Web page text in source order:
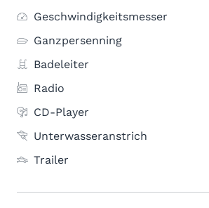
Geschwindigkeitsmesser
Ganzpersenning
Badeleiter
Radio
CD-Player
Unterwasseranstrich
Trailer